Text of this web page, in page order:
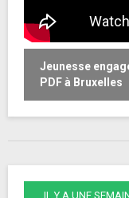
Jeunesse
PDF à Bruxelles
IL Y A UNE